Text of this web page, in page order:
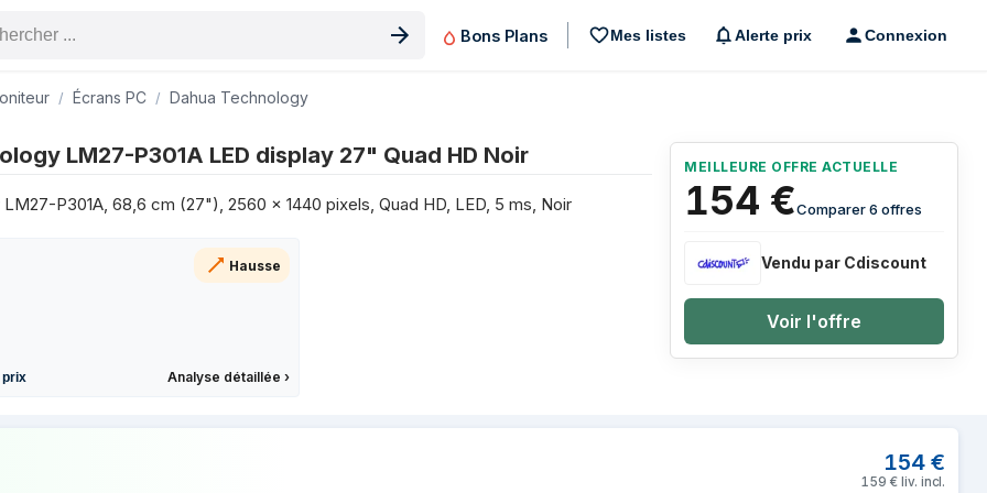
produit
Bons Plans Mes listes Alerte prix Connexion
Écrans PC Dahua Technology
LM27-P301A LED display 27" Quad HD Noir
P301A, 68,6 cm (27"), 2560 x 1440 pixels, Quad HD, LED, 5 ms, Noir
Hausse
prix Analyse détaillée ›
MEILLEURE OFFRE ACTUELLE
154 €Comparer 6 offres
Vendu par Cdiscount
Voir l'offre
Prix
120 €
de Dahua Technology LM27-P301A LED display 27" Quad HD Noir
154 €
159 € liv. incl.